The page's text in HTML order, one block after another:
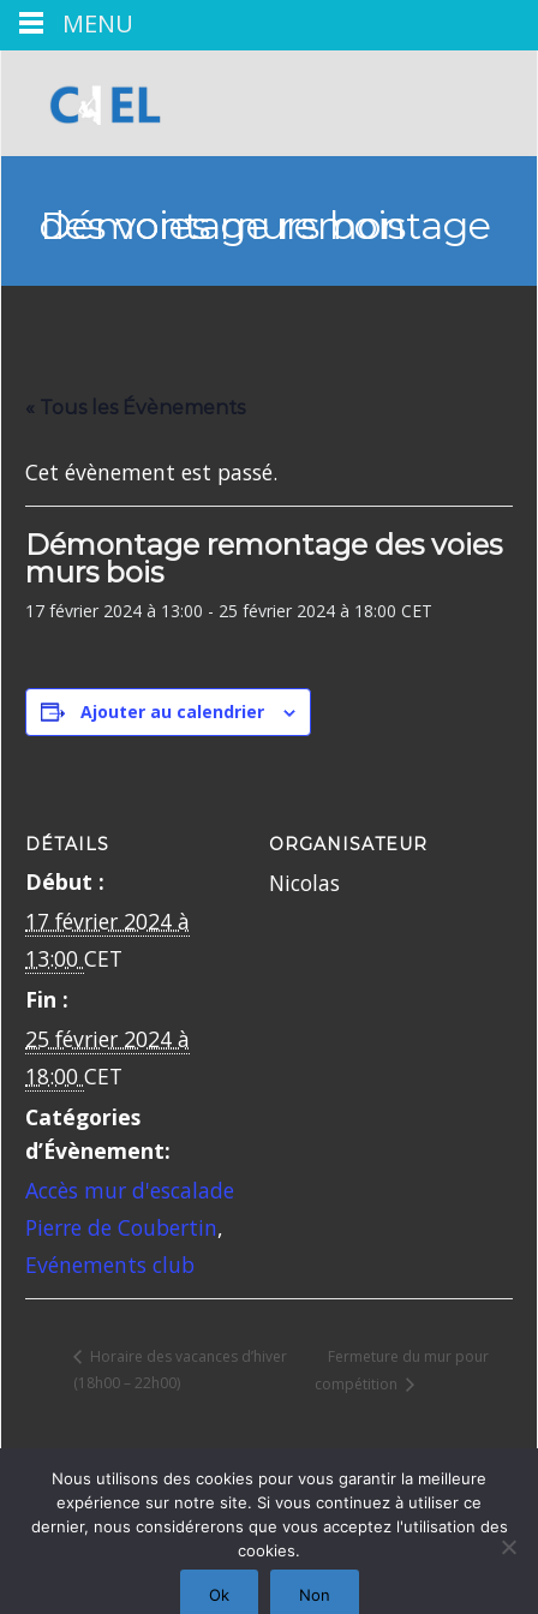
Démontage remontage des voies murs bois
« Tous les Évènements
Cet évènement est passé.
Démontage remontage des voies
murs bois
17 février 2024 à 13:00 - 25 février 2024 à 18:00 CET
Ajouter au calendrier
DÉTAILS
Début :
17 février 2024 à
13:00 CET
Fin :
25 février 2024 à
18:00 CET
Catégories
d’Évènement:
Accès mur d'escalade
Pierre de Coubertin,
Evénements club
ORGANISATEUR
Nicolas
Horaire des vacances d’hiver
(18h00 – 22h00)
Fermeture du mur pour
compétition
MENU
Nous utilisons des cookies pour vous garantir la meilleure
expérience sur notre site. Si vous continuez à utiliser ce
dernier, nous considérerons que vous acceptez l'utilisation des
cookies.
Ok Non